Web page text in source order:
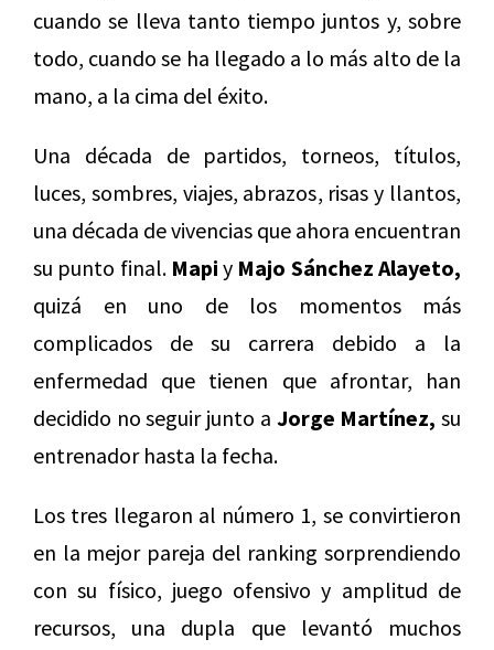
cuando se lleva tanto tiempo juntos y, sobre
todo, cuando se ha llegado a lo más alto de la
mano, a la cima del éxito.
Una década de partidos, torneos, títulos,
luces, sombres, viajes, abrazos, risas y llantos,
una década de vivencias que ahora encuentran
su punto final. Mapi y Majo Sánchez Alayeto,
quizá en uno de los momentos más
complicados de su carrera debido a la
enfermedad que tienen que afrontar, han
decidido no seguir junto a Jorge Martínez, su
entrenador hasta la fecha.
Los tres llegaron al número 1, se convirtieron
en la mejor pareja del ranking sorprendiendo
con su físico, juego ofensivo y amplitud de
recursos, una dupla que levantó muchos